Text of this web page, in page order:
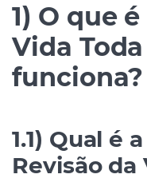
1) O que
Vida
funciona?
1.1) Qual é
Revisão da